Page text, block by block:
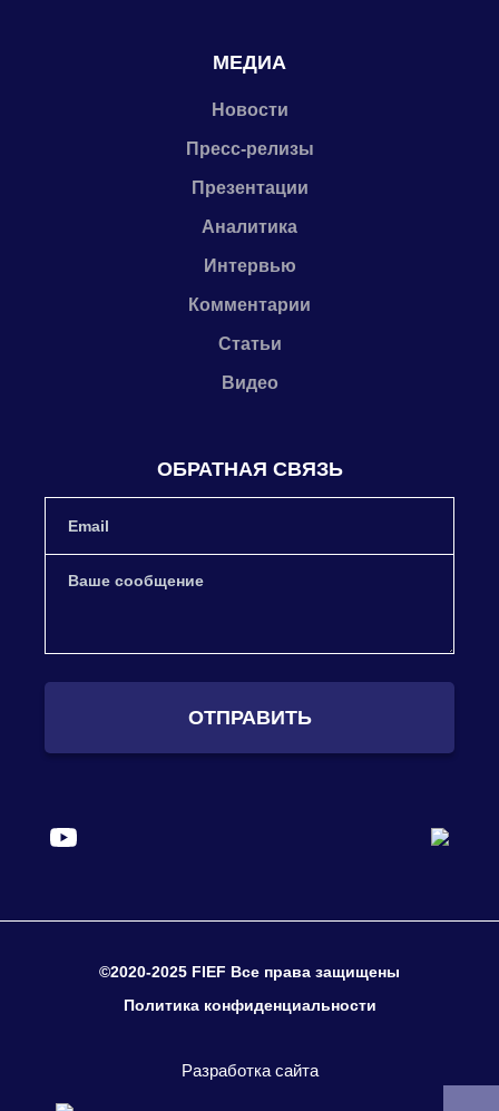
МЕДИА
Новости
Пресс-релизы
Презентации
Аналитика
Интервью
Комментарии
Статьи
Видео
ОБРАТНАЯ СВЯЗЬ
ОТПРАВИТЬ
©2020-2025 FIEF Все права защищены
Политика конфиденциальности
Разработка сайта